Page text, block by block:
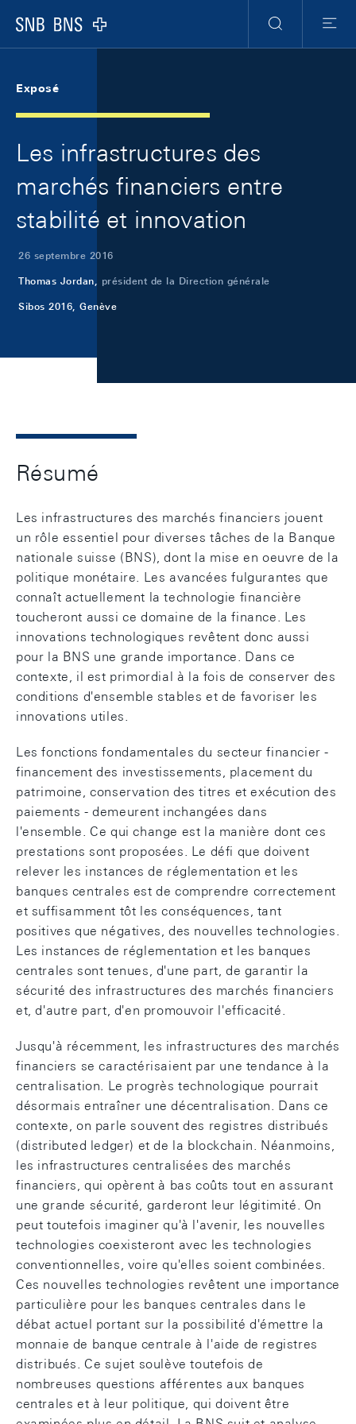
Logo
RechercheMenu
Exposé
Les infrastructures des
marchés financiers entre
stabilité et innovation
26 septembre 2016
Thomas Jordan, président de la Direction générale
Sibos 2016, Genève
Résumé
Les infrastructures des marchés financiers jouent
un rôle essentiel pour diverses tâches de la Banque
nationale suisse (BNS), dont la mise en oeuvre de la
politique monétaire. Les avancées fulgurantes que
connaît actuellement la technologie financière
toucheront aussi ce domaine de la finance. Les
innovations technologiques revêtent donc aussi
pour la BNS une grande importance. Dans ce
contexte, il est primordial à la fois de conserver des
conditions d'ensemble stables et de favoriser les
innovations utiles.
Les fonctions fondamentales du secteur financier -
financement des investissements, placement du
patrimoine, conservation des titres et exécution des
paiements - demeurent inchangées dans
l'ensemble. Ce qui change est la manière dont ces
prestations sont proposées. Le défi que doivent
relever les instances de réglementation et les
banques centrales est de comprendre correctement
et suffisamment tôt les conséquences, tant
positives que négatives, des nouvelles technologies.
Les instances de réglementation et les banques
centrales sont tenues, d'une part, de garantir la
sécurité des infrastructures des marchés financiers
et, d'autre part, d'en promouvoir l'efficacité.
Jusqu'à récemment, les infrastructures des marchés
financiers se caractérisaient par une tendance à la
centralisation. Le progrès technologique pourrait
désormais entraîner une décentralisation. Dans ce
contexte, on parle souvent des registres distribués
(distributed ledger) et de la blockchain. Néanmoins,
les infrastructures centralisées des marchés
financiers, qui opèrent à bas coûts tout en assurant
une grande sécurité, garderont leur légitimité. On
peut toutefois imaginer qu'à l'avenir, les nouvelles
technologies coexisteront avec les technologies
conventionnelles, voire qu'elles soient combinées.
Ces nouvelles technologies revêtent une importance
particulière pour les banques centrales dans le
débat actuel portant sur la possibilité d'émettre la
monnaie de banque centrale à l'aide de registres
distribués. Ce sujet soulève toutefois de
nombreuses questions afférentes aux banques
centrales et à leur politique, qui doivent être